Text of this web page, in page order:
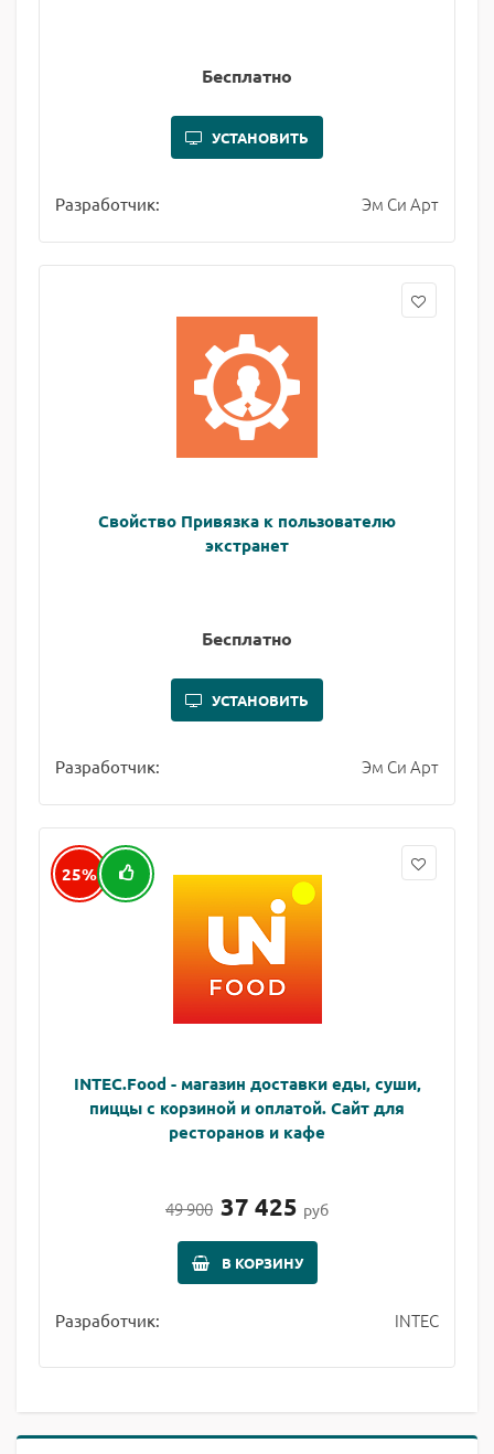
Бесплатно
УСТАНОВИТЬ
Разработчик: Эм Си Арт
Свойство Привязка к пользователю
экстранет
Бесплатно
УСТАНОВИТЬ
Разработчик: Эм Си Арт
25%
INTEC.Food - магазин доставки еды, суши,
пиццы с корзиной и оплатой. Сайт для
ресторанов и кафе
49 900 37 425 руб
В КОРЗИНУ
Разработчик: INTEC